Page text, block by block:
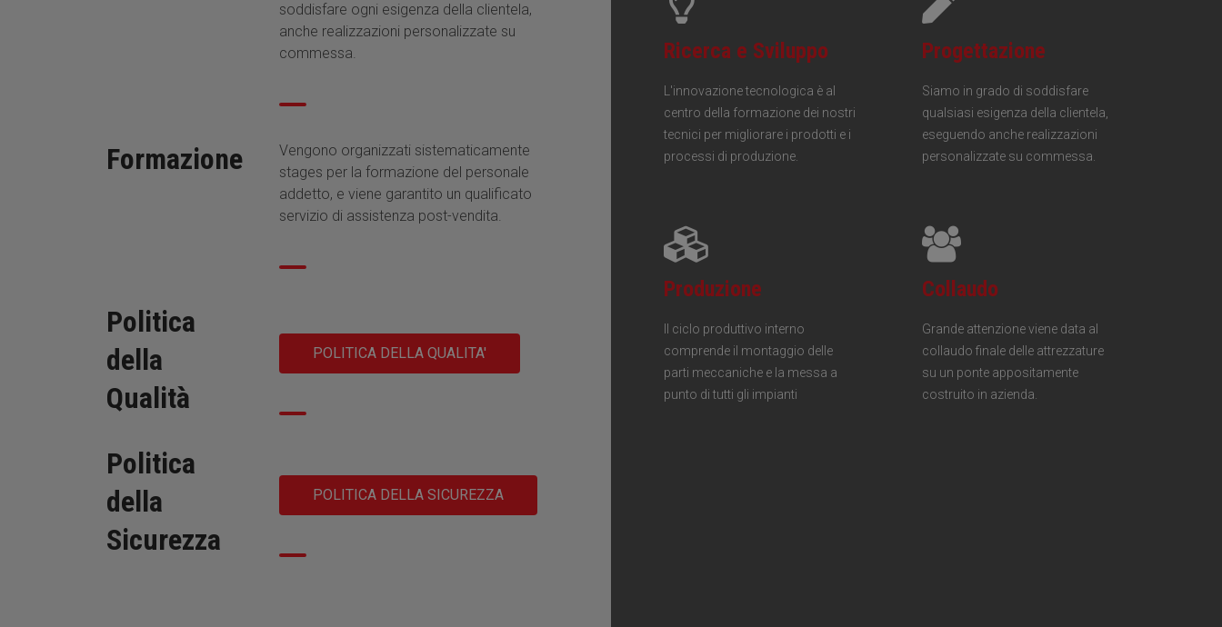
soddisfare ogni esigenza della clientela,
anche realizzazioni personalizzate su
commessa.
Formazione
Vengono organizzati sistematicamente
stages per la formazione del personale
addetto, e viene garantito un qualificato
servizio di assistenza post-vendita.
Politica
della
Qualità
POLITICA DELLA QUALITA'
Politica
della
Sicurezza
POLITICA DELLA SICUREZZA
Ricerca e Sviluppo
L'innovazione tecnologica è al
centro della formazione dei nostri
tecnici per migliorare i prodotti e i
processi di produzione.
Progettazione
Siamo in grado di soddisfare
qualsiasi esigenza della clientela,
eseguendo anche realizzazioni
personalizzate su commessa.
Produzione
Il ciclo produttivo interno
comprende il montaggio delle
parti meccaniche e la messa a
punto di tutti gli impianti
Collaudo
Grande attenzione viene data al
collaudo finale delle attrezzature
su un ponte appositamente
costruito in azienda.